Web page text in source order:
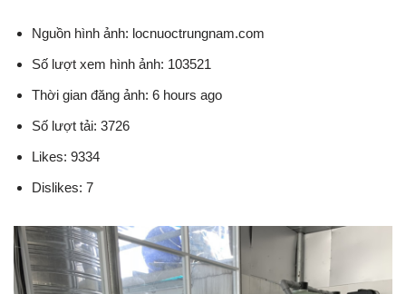
Nguồn hình ảnh: locnuoctrungnam.com
Số lượt xem hình ảnh: 103521
Thời gian đăng ảnh: 6 hours ago
Số lượt tải: 3726
Likes: 9334
Dislikes: 7